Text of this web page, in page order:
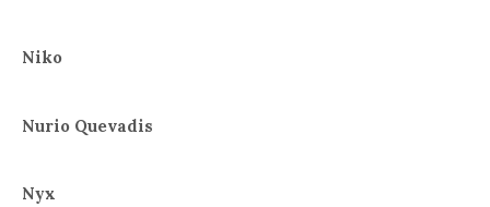
Niko
Nurio Quevadis
Nyx